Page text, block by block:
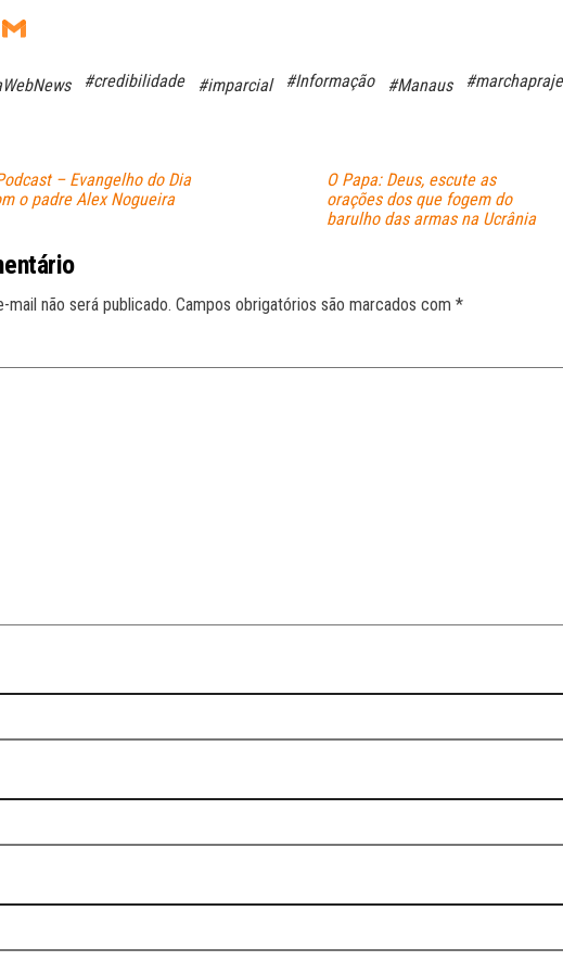
X
ail
#credibilidade #imparcial #Informação #Manaus
– Evangelho do Dia
o padre Alex Nogueira
O Papa: Deus, escute as
orações dos que fogem do
barulho das armas na Ucrânia
mail não será publicado. Campos obrigatórios são marcados com *